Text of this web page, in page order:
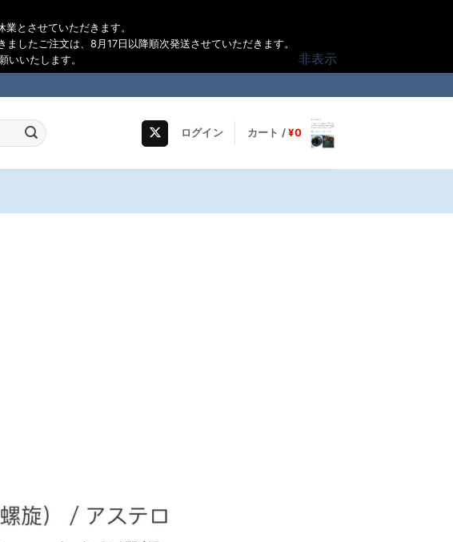
業とさせていただきます。
したご注文は、8月17日以降順次発送させていただきます。
いいたします。
非表示
ログイン カート /¥0